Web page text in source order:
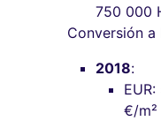
750 000
Conversión a
2018:
€/m²